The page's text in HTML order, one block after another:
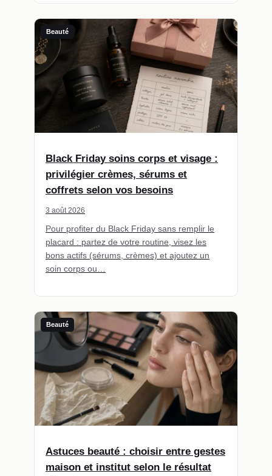
Beauté
Black Friday soins corps et visage :
privilégier crèmes, sérums et
coffrets selon vos besoins
3 août 2026
Pour profiter du Black Friday sans remplir le
placard : partez de votre routine, visez les
bons actifs (sérums, crèmes) et ajoutez un
soin corps ou…
Beauté
Astuces beauté : choisir entre gestes
maison et institut selon le résultat